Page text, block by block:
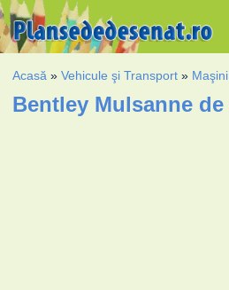
Acasă »Vehicule şi Transport » Maşini
Bentley Mulsanne